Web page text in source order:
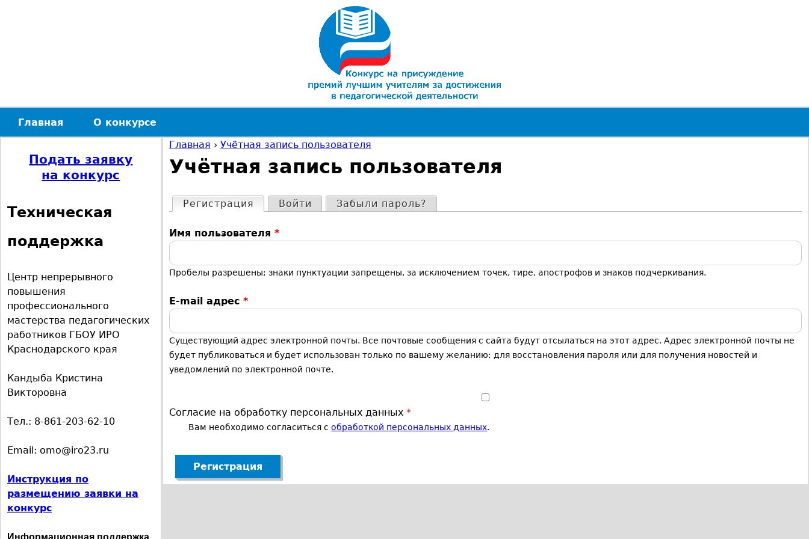
Jump to navigation
В
ы
е
с
ь
Главная › Учётная запись пользователя
Учётная запись пользователя
Г
л
а
в
н
ы
в
Регистрация (активная вкладка)
Войти Забыли пароль?
Имя пользователя *
Пробелы разрешены; знаки пунктуации запрещены, за исключением точек, тире, апострофов и знаков подчеркивания.
E-mail адрес *
Существующий адрес электронной почты. Все почтовые сообщения с сайта будут отсылаться на этот адрес. Адрес электронной почты не
будет публиковаться и будет использован только по вашему желанию: для восстановления пароля или для получения новостей и
уведомлений по электронной почте.
Согласие на обработку персональных данных *
Вам необходимо согласиться собработкой персональных данных.
Г
о
е
м
н
ю
Главная О конкурсе
Подать заявку
на конкурс
Техническая
поддержка
Центр непрерывного
повышения
профессионального
мастерства педагогических
работников ГБОУ ИРО
Краснодарского края
Кандыба Кристина
Викторовна
Тел.: 8-861-203-62-10
Email: omo@iro23.ru
Инструкция по
размещению заявки на
конкурс
Информационная поддержка